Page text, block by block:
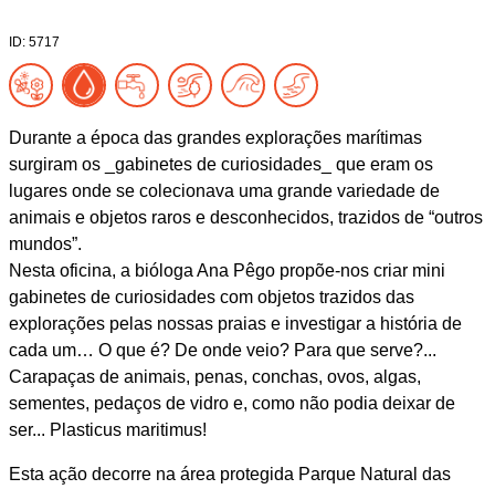
ID: 5717
Durante a época das grandes explorações marítimas
surgiram os _gabinetes de curiosidades_ que eram os
lugares onde se colecionava uma grande variedade de
animais e objetos raros e desconhecidos, trazidos de “outros
mundos”.
Nesta oficina, a bióloga Ana Pêgo propõe-nos criar mini
gabinetes de curiosidades com objetos trazidos das
explorações pelas nossas praias e investigar a história de
cada um… O que é? De onde veio? Para que serve?...
Carapaças de animais, penas, conchas, ovos, algas,
sementes, pedaços de vidro e, como não podia deixar de
ser... Plasticus maritimus!
Esta ação decorre na área protegida Parque Natural das